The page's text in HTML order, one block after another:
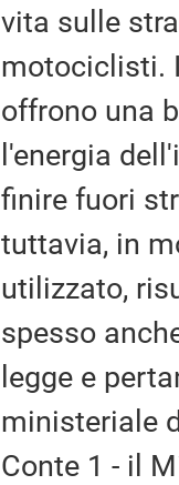
vita sulle
motociclisti.
offrono una
l'energia
finire fuori
tuttavia, in
utilizzato,
spesso
legge e
ministeriale
Conte 1 - il